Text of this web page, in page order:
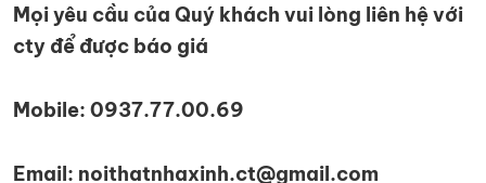
Mọi yêu cầu của Quý khách vui lòng liên hệ với
cty để được báo giá
Mobile: 0937.77.00.69
Email: noithatnhaxinh.ct@gmail.com